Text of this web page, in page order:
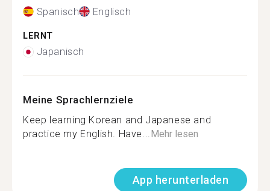
Spanisch Englisch
LERNT
Japanisch
Meine Sprachlernziele
Keep learning Korean and Japanese and
practice my English. Have...Mehr lesen
App herunterladen